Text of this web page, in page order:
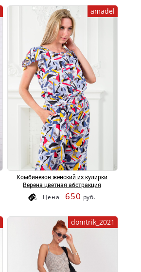
amadel
Комбинезон женский из кулирки
Верена цветная абстракция
Цена 650 руб.
domtrik_2021